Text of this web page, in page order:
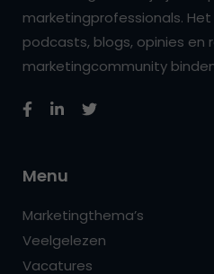
marketingprofessionals. Het
podcasts, blogs, opinies en
marketingcommunity
Menu
Marketingthema’s
Veelgelezen
Vacatures